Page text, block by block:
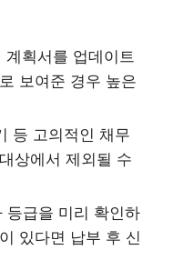
계획서를 업데이트
보여준 경우 높은
등 고의적인 채무
상에서 제외될 수
등급을 미리 확인하
있다면 납부 후 신